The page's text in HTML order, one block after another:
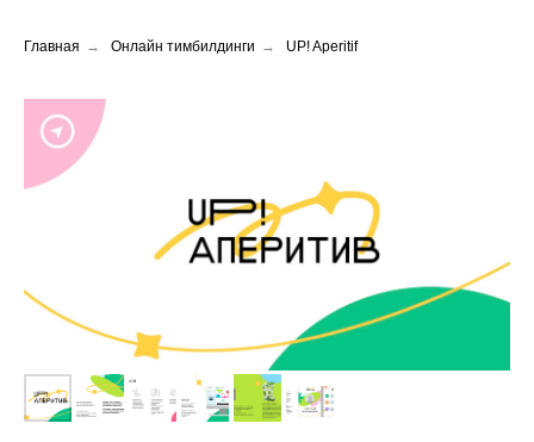
Главная → Онлайн тимбилдинги → UP! Aperitif